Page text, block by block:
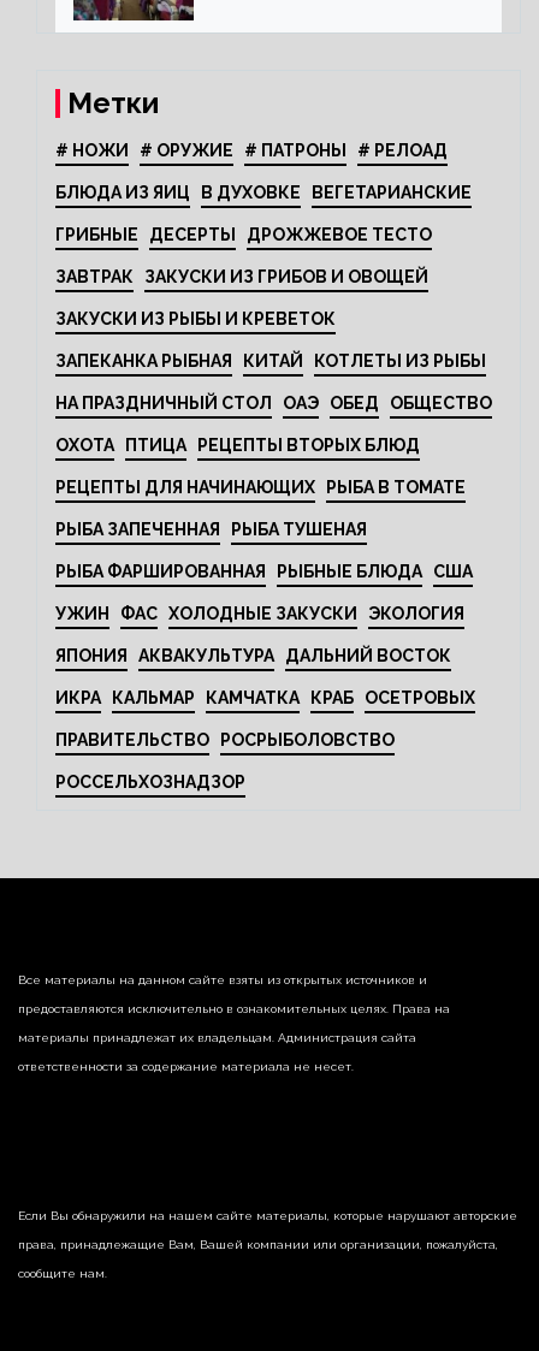
Метки
# НОЖИ # ОРУЖИЕ # ПАТРОНЫ # РЕЛОАД
БЛЮДА ИЗ ЯИЦ В ДУХОВКЕ ВЕГЕТАРИАНСКИЕ
ГРИБНЫЕ ДЕСЕРТЫ ДРОЖЖЕВОЕ ТЕСТО
ЗАВТРАК ЗАКУСКИ ИЗ ГРИБОВ И ОВОЩЕЙ
ЗАКУСКИ ИЗ РЫБЫ И КРЕВЕТОК
ЗАПЕКАНКА РЫБНАЯ КИТАЙ КОТЛЕТЫ ИЗ РЫБЫ
НА ПРАЗДНИЧНЫЙ СТОЛ ОАЭ ОБЕД ОБЩЕСТВО
ОХОТА ПТИЦА РЕЦЕПТЫ ВТОРЫХ БЛЮД
РЕЦЕПТЫ ДЛЯ НАЧИНАЮЩИХ РЫБА В ТОМАТЕ
РЫБА ЗАПЕЧЕННАЯ РЫБА ТУШЕНАЯ
РЫБА ФАРШИРОВАННАЯ РЫБНЫЕ БЛЮДА США
УЖИН ФАС ХОЛОДНЫЕ ЗАКУСКИ ЭКОЛОГИЯ
ЯПОНИЯ АКВАКУЛЬТУРА ДАЛЬНИЙ ВОСТОК
ИКРА КАЛЬМАР КАМЧАТКА КРАБ ОСЕТРОВЫХ
ПРАВИТЕЛЬСТВО РОСРЫБОЛОВСТВО
РОССЕЛЬХОЗНАДЗОР
Все материалы на данном сайте взяты из открытых источников и
предоставляются исключительно в ознакомительных целях. Права на
материалы принадлежат их владельцам. Администрация сайта
ответственности за содержание материала не несет.
Если Вы обнаружили на нашем сайте материалы, которые нарушают авторские
права, принадлежащие Вам, Вашей компании или организации, пожалуйста,
сообщите нам.